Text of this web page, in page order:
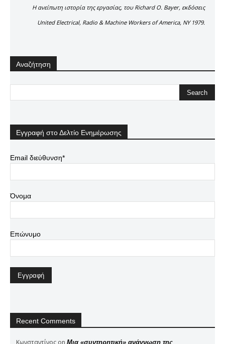
Η ανείπωτη ιστορία της εργασίας, του Richard O. Bayer, εκδόσεις
United Electrical, Radio & Machine Workers of America, NY 1979.
Αναζήτηση
Εγγραφή στο Δελτίο Ενημέρωσης
Email διεύθυνση*
Όνομα
Επώνυμο
Recent Comments
Κωνσταντίνος on Μια «συντηρητική» ανάγνωση της